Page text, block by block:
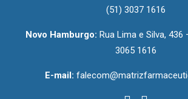
(51) 3037 1616
Novo Hamburgo: Rua Lima e Silva, 436
3065 1616
E-mail: